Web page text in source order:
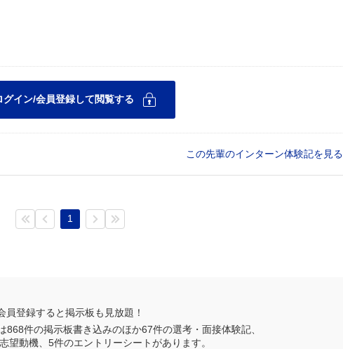
この先輩のインターン体験記を見る
1
員登録すると掲示板も見放題！
868件の掲示板書き込みのほか67件の選考・面接体験記、
望動機、 5件のエントリーシートがあります。